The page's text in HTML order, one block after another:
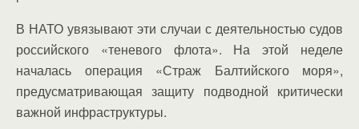
В НАТО увязывают эти случаи с деятельностью судов
российского «теневого флота». На этой неделе
началась операция «Страж Балтийского моря»,
предусматривающая защиту подводной критически
важной инфраструктуры.